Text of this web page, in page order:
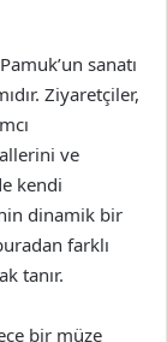
sanatı
Ziyaretçiler,
ve
kendi
dinamik bir
farklı
tanır.
bir müze